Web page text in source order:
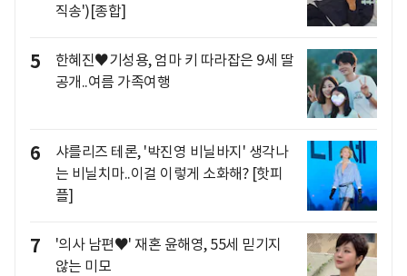
직송')[종합]
5
한혜진♥기성용, 엄마 키 따라잡은 9세 딸
공개..여름 가족여행
6
샤를리즈 테론, '박진영 비닐바지' 생각나
는 비닐치마..이걸 이렇게 소화해? [핫피
플]
7
'의사 남편♥' 재혼 윤해영, 55세 믿기지
않는 미모